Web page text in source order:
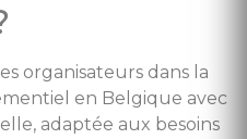
organisateurs dans la
en Belgique avec
adaptée aux besoins